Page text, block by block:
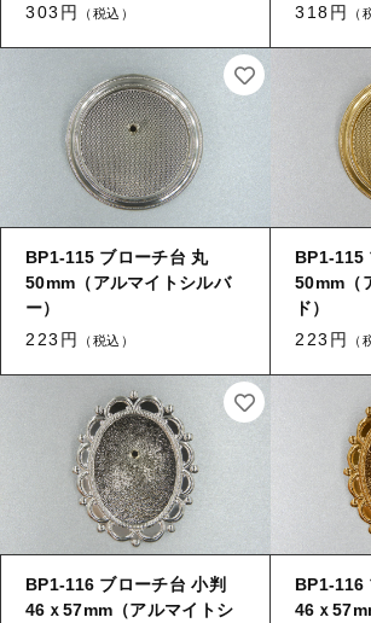
303円
（税込）
318円
（
BP1-115 ブローチ台 丸
50mm（アルマイトシルバ
ー）
223円
（税込）
BP1-115
50mm（
ド）
223円
（
BP1-116 ブローチ台 小判
46ｘ57mm（アルマイトシ
BP1-116
46ｘ